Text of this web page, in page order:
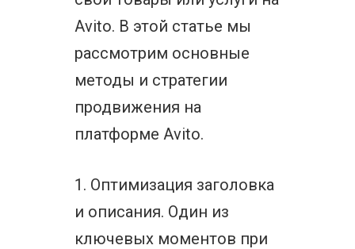
Avito. В этой статье мы
рассмотрим основные
методы и стратегии
продвижения на
платформе Avito.
1. Оптимизация заголовка
и описания. Один из
ключевых моментов при